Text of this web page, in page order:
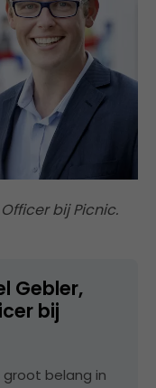
bij Picnic.
Gebler,
bij
groot belang in